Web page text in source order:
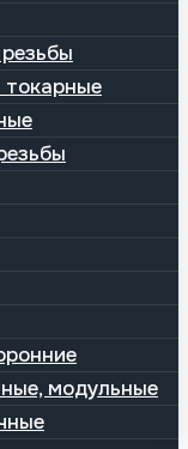
модульные